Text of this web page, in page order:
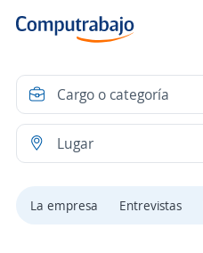
La empresa Entrevistas